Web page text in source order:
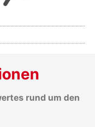
rund um den